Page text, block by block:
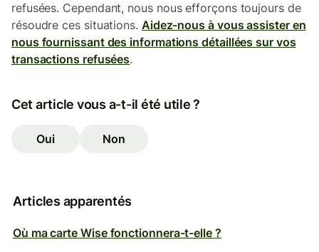
refusées. Cependant, nous nous efforçons toujours de
résoudre ces situations. Aidez-nous à vous assister en
nous fournissant des informations détaillées sur vos
transactions refusées.
Cet article vous a-t-il été utile ?
Oui Non
Articles apparentés
Où ma carte Wise fonctionnera-t-elle ?